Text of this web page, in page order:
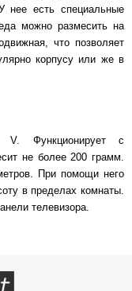
нее есть специальные
можно размесить на
что позволяет
корпусу или же в
Функционирует с
не более 200 грамм.
При помощи него
в пределах комнаты.
телевизора.